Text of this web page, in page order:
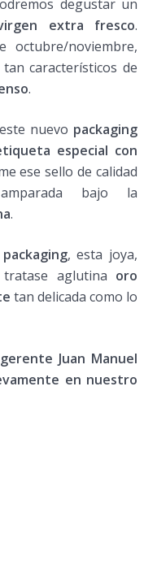
degustar un
extra fresco.
octubre/noviembre,
característicos de
.
nuevo packaging
especial con
ese sello de calidad
bajo la
.
packaging, esta joya,
aglutina oro
tan delicada como lo
Juan Manuel
en nuestro